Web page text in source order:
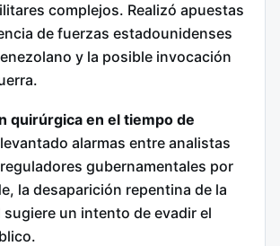
complejos. Realizó apuestas
de fuerzas estadounidenses
y la posible invocación
quirúrgica en el tiempo de
alarmas entre analistas
gubernamentales por
la desaparición repentina de la
un intento de evadir el